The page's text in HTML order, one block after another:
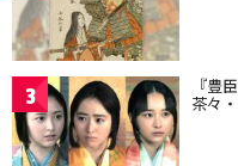
3 『豊
茶々